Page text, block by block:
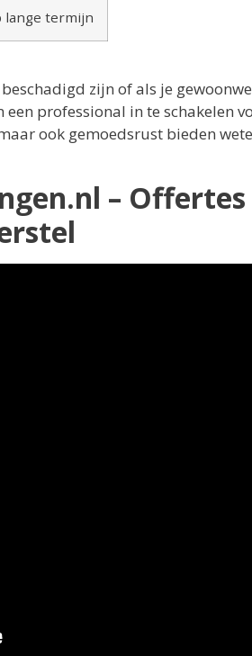
lange termijn
zijn of als je
professional in te schakelen
ook gemoedsrust bieden
–